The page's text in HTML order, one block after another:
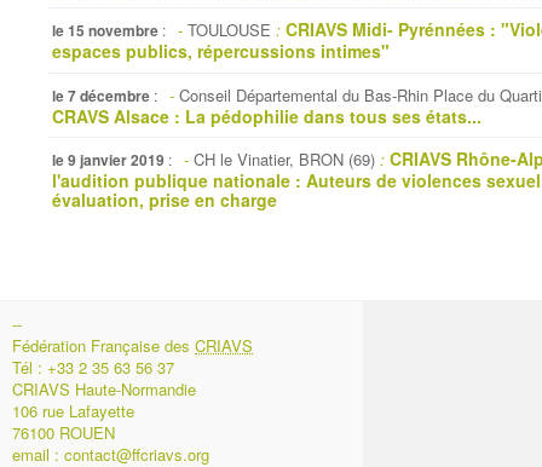
le 15 novembre : - TOULOUSE : CRIAVS Midi- Pyrénnées :
espaces publics, répercussions intimes"
le 7 décembre : - Conseil Départemental du Bas-Rhin Place du
CRAVS Alsace : La pédophilie dans tous ses états...
le 9 janvier 2019 : - CH le Vinatier, BRON (69) : CRIAVS Rhône-
l'audition publique nationale : Auteurs de violences
évaluation, prise en charge
--
Fédération Française des CRIAVS
Tél : +33 2 35 63 56 37
CRIAVS Haute-Normandie
106 rue Lafayette
76100 ROUEN
email : contact@ffcriavs.org